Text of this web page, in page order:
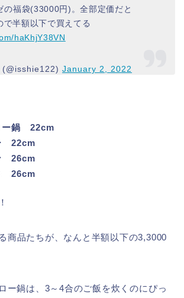
の福袋(33000円)。全部定価だと
半額以下で買えてる
haKhjY38VN
(@isshie122)January 2, 2022
ー鍋 22cm
22cm
26cm
26cm
商品たちが、なんと半額以下の3,3000
ー鍋は、3～4合のご飯を炊くのにぴっ